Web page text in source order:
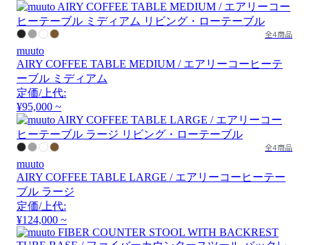
全4商品
muuto
AIRY COFFEE TABLE MEDIUM / エアリーコーヒーテ
ーブル ミディアム
定価/上代:
¥95,000 ~
全4商品
muuto
AIRY COFFEE TABLE LARGE / エアリーコーヒーテー
ブル ラージ
定価/上代:
¥124,000 ~